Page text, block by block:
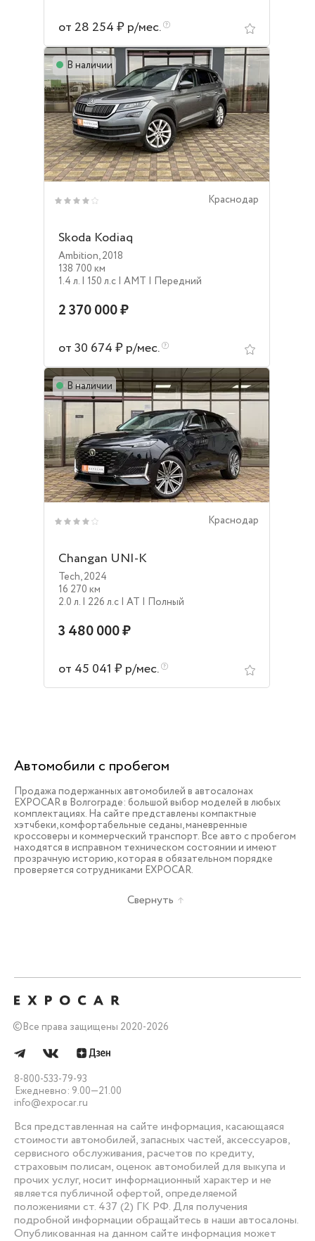
от 28 254 ₽ р/мес.
В наличии
Краснодар
Skoda Kodiaq
Ambition,2018
138 700 км
1.4 л. | 150 л.c | AMT | Передний
2 370 000 ₽
от 30 674 ₽ р/мес.
В наличии
Краснодар
Changan UNI-K
Tech,2024
16 270 км
2.0 л. | 226 л.c | AT | Полный
3 480 000 ₽
от 45 041 ₽ р/мес.
Автомобили с пробегом
Продажа подержанных автомобилей в автосалонах
EXPOCAR в Волгограде: большой выбор моделей в любых
комплектациях. На сайте представлены компактные
хэтчбеки, комфортабельные седаны, маневренные
кроссоверы и коммерческий транспорт. Все авто с пробегом
находятся в исправном техническом состоянии и имеют
прозрачную историю, которая в обязательном порядке
проверяется сотрудниками EXPOCAR.
Свернуть
©Все права защищены 2020-2026
8-800-533-79-93
Ежедневно: 9.00—21.00
info@expocar.ru
Вся представленная на сайте информация, касающаяся
стоимости автомобилей, запасных частей, аксессуаров,
сервисного обслуживания, расчетов по кредиту,
страховым полисам, оценок автомобилей для выкупа и
прочих услуг, носит информационный характер и не
является публичной офертой, определяемой
положениями ст. 437 (2) ГК РФ. Для получения
подробной информации обращайтесь в наши автосалоны.
Опубликованная на данном сайте информация может